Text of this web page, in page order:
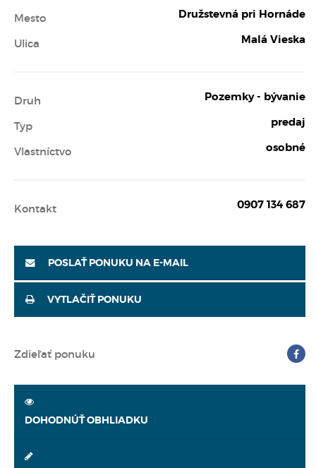
Mesto Družstevná pri Hornáde
Ulica Malá Vieska
Druh Pozemky - bývanie
Typ predaj
Vlastníctvo osobné
Kontakt 0907 134 687
POSLAŤ PONUKU NA E-MAIL
VYTLAČIŤ PONUKU
Zdieľať ponuku
DOHODNÚŤ OBHLIADKU